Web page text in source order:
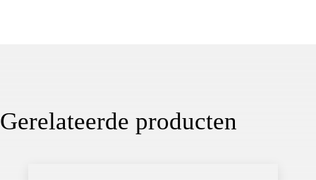
Gerelateerde producten